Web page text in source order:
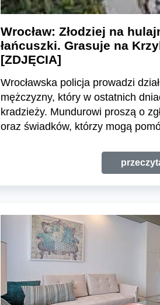
Wrocław: Złodziej na
łańcuszki. Grasuje na
[ZDJĘCIA]
Wrocławska policja prowadzi
mężczyzny, który w ostatnich
kradzieży. Mundurowi proszą o
oraz świadków, którzy mogą